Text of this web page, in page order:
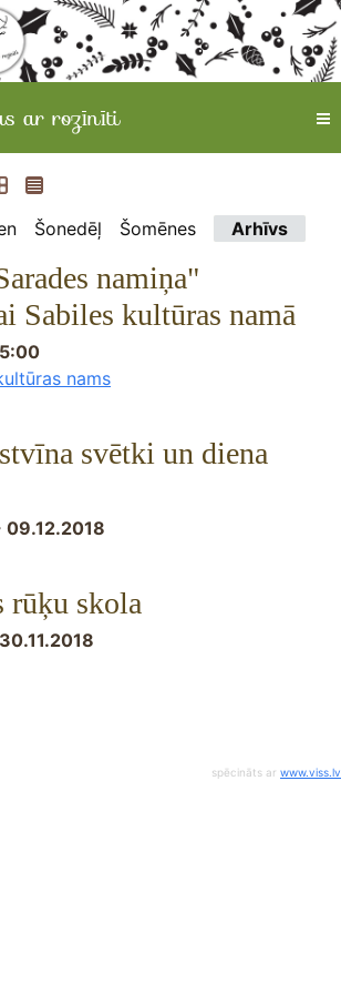
Šonedēļ Šomēnes Arhīvs
namiņa"
Sabiles kultūras namā
nams
svētki un diena
09.12.2018
rūķu skola
spēcināts ar www.viss.lv